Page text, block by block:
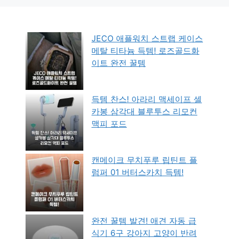
JECO 애플워치 스트랩 케이스
메탈 티타늄 득템! 로즈골드화
이트 완전 꿀템
득템 찬스! 아라리 맥세이프 셀
카봉 삼각대 블루투스 리모컨
맥피 포드
캔메이크 무치푸루 립틴트 플
럼퍼 01 버터스카치 득템!
완전 꿀템 발견! 애견 자동 급
식기 6구 강아지 고양이 반려